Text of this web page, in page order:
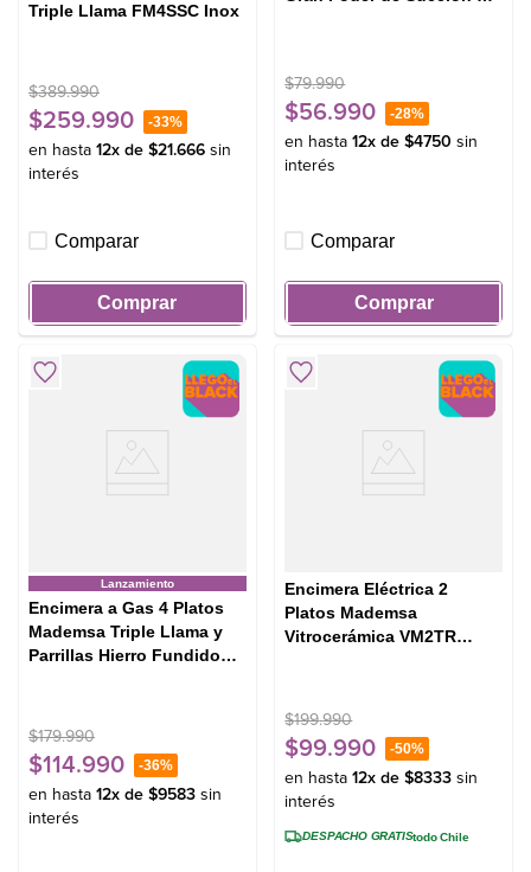
Triple Llama FM4SSC Inox
$389.990
$259.990 -33%
en hasta 12x de $21 .666 sin
interés
Comparar
Comprar
$79.990
$56.990 -28%
en hasta 12x de $4750 sin
interés
Comparar
Comprar
Lanzamiento
Encimera a Gas 4 Platos
Mademsa Triple Llama y
Parrillas Hierro Fundido
$179.990
$114.990 -36%
en hasta 12x de $9583 sin
interés
Encimera Eléctrica 2
Platos Mademsa
Vitrocerámica VM2TR
$199.990
$99.990 -50%
en hasta 12x de $8333 sin
interés
DESPACHO GRATIStodo Chile